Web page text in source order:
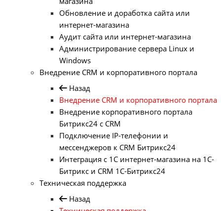
Обновление и доработка сайта или
интернет-магазина
Аудит сайта или интернет-магазина
Администрирование сервера Linux и
Windows
Внедрение CRM и корпоративного портала
Назад
Внедрение CRM и корпоративного портала
Внедрение корпоративного портала
Битрикс24 с CRM
Подключение IP-телефонии и
мессенджеров к CRM Битрикс24
Интеграция с 1С интернет-магазина на 1С-
Битрикс и CRM 1С-Битрикс24
Техническая поддержка
Назад